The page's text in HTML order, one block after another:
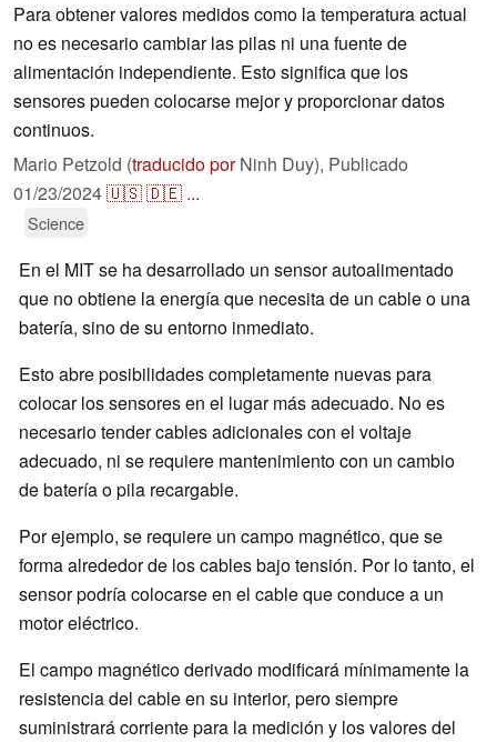
Para obtener valores medidos como la temperatura actual
no es necesario cambiar las pilas ni una fuente de
alimentación independiente. Esto significa que los
sensores pueden colocarse mejor y proporcionar datos
continuos.
Mario Petzold (traducido porNinh Duy), Publicado
01/23/2024🇺🇸🇩🇪 ...
Science
En el MIT se ha desarrollado un sensor autoalimentado
que no obtiene la energía que necesita de un cable o una
batería, sino de su entorno inmediato.
Esto abre posibilidades completamente nuevas para
colocar los sensores en el lugar más adecuado. No es
necesario tender cables adicionales con el voltaje
adecuado, ni se requiere mantenimiento con un cambio
de batería o pila recargable.
Por ejemplo, se requiere un campo magnético, que se
forma alrededor de los cables bajo tensión. Por lo tanto, el
sensor podría colocarse en el cable que conduce a un
motor eléctrico.
El campo magnético derivado modificará mínimamente la
resistencia del cable en su interior, pero siempre
suministrará corriente para la medición y los valores del